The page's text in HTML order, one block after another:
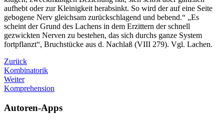
aufhebt oder zur Kleinigkeit herabsinkt. So wird der auf eine Seite
gebogene Nerv gleichsam zurückschlagend und bebend.“ „Es
scheint der Grund des Lachens in dem Erzittern der schnell
gezwickten Nerven zu bestehen, das sich durchs ganze System
fortpflanzt“, Bruchstücke aus d. Nachlaß (VIII 279). Vgl. Lachen.
Zurück
Kombinatorik
Weiter
Komprehension
Autoren-Apps